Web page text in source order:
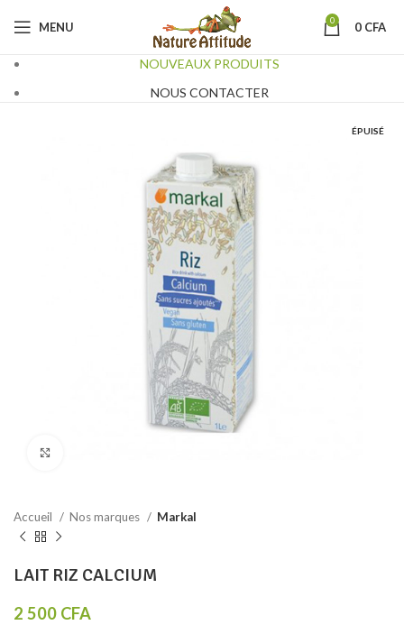
MENU 0 0 CFA
NOUVEAUX PRODUITS
NOUS CONTACTER
ÉPUISÉ
Accueil Nos marques Markal
LAIT RIZ CALCIUM
2 500 CFA